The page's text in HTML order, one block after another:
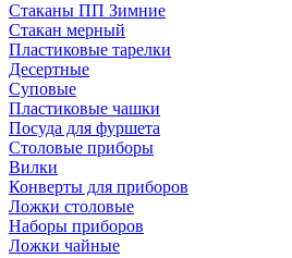
Стаканы ПП Зимние
Стакан мерный
Пластиковые тарелки
Десертные
Суповые
Пластиковые чашки
Посуда для фуршета
Столовые приборы
Вилки
Конверты для приборов
Ложки столовые
Наборы приборов
Ложки чайные